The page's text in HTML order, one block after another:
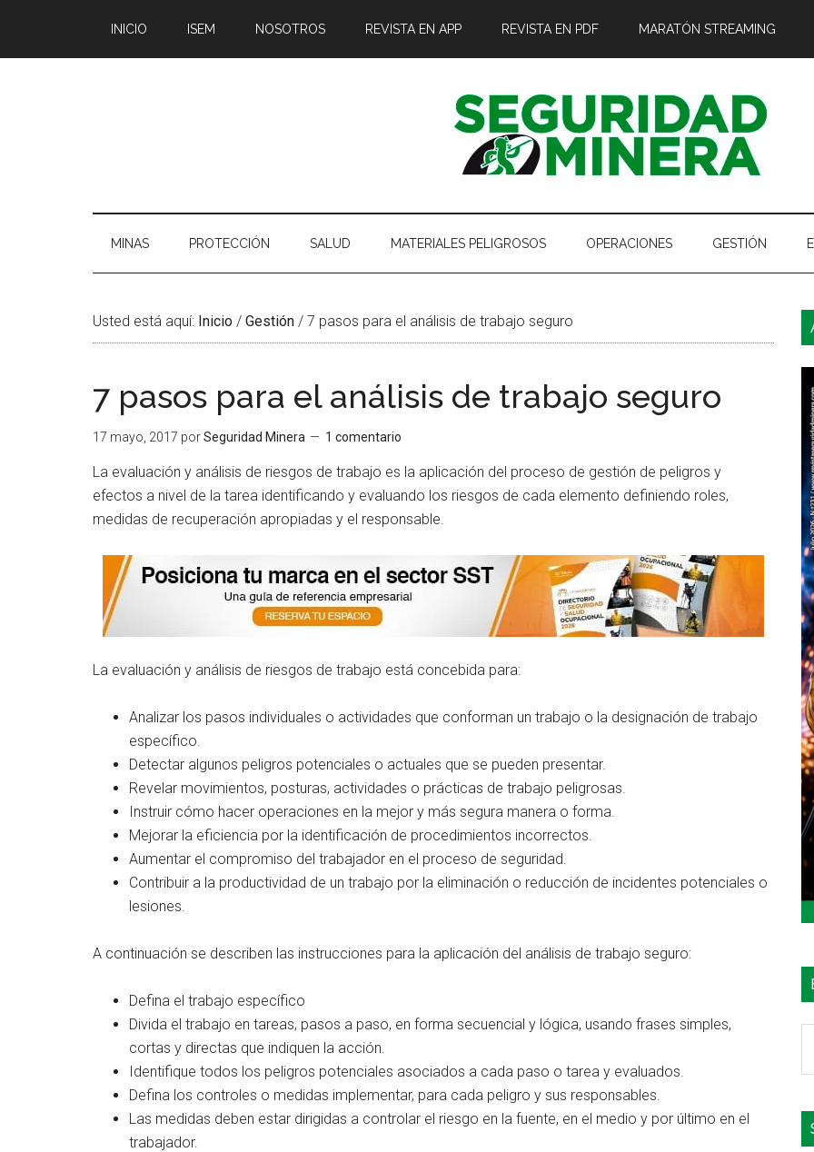
contenido
secondary
la
pie
INICIO ISEM NOSOTROS REVISTA EN APP REVISTA EN PDF MARATÓN STREAMING
MINAS PROTECCIÓN SALUD MATERIALES PELIGROSOS OPERACIONES GESTIÓN
Usted está aquí: Inicio / Gestión / 7 pasos para el análisis de trabajo seguro
7 pasos para el análisis de trabajo seguro
17 mayo, 2017 porSeguridad Minera 1 comentario
La evaluación y análisis de riesgos de trabajo es la aplicación del proceso de gestión de peligros y
efectos a nivel de la tarea identificando y evaluando los riesgos de cada elemento definiendo roles,
medidas de recuperación apropiadas y el responsable.
La evaluación y análisis de riesgos de trabajo está concebida para:
Analizar los pasos individuales o actividades que conforman un trabajo o la designación de trabajo
específico.
Detectar algunos peligros potenciales o actuales que se pueden presentar.
Revelar movimientos, posturas, actividades o prácticas de trabajo peligrosas.
Instruir cómo hacer operaciones en la mejor y más segura manera o forma.
Mejorar la eficiencia por la identificación de procedimientos incorrectos.
Aumentar el compromiso del trabajador en el proceso de seguridad.
Contribuir a la productividad de un trabajo por la eliminación o reducción de incidentes potenciales o
lesiones.
A continuación se describen las instrucciones para la aplicación del análisis de trabajo seguro:
Defina el trabajo específico
Divida el trabajo en tareas, pasos a paso, en forma secuencial y lógica, usando frases simples,
cortas y directas que indiquen la acción.
Identifique todos los peligros potenciales asociados a cada paso o tarea y evaluados.
Defina los controles o medidas implementar, para cada peligro y sus responsables.
Las medidas deben estar dirigidas a controlar el riesgo en la fuente, en el medio y por último en el
trabajador.